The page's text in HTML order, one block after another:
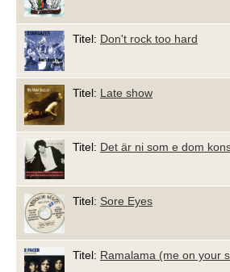
Titel: Don't rock too hard
Titel: Late show
Titel: Det är ni som e dom
Titel: Sore Eyes
Titel: Ramalama (me on your